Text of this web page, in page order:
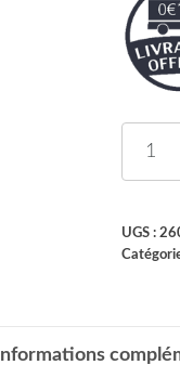
UGS :
Informations